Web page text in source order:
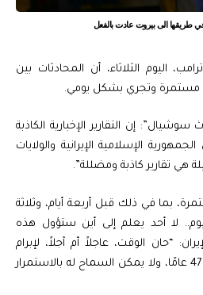
طريقها الى بيروت عادت بالفعل
اليوم الثلاثاء، أن المحادثات بين
مستمرة وتجري بشكل يومي.
إن التقارير الإخبارية الكاذبة
الإسلامية الإيرانية والولايات
هي تقارير كاذبة ومضللة”.
بما في ذلك قبل أربعة أيام، وثلاثة
لا أحد يعلم إلى أين ستؤول هذه
“حان الوقت، عاجلاً أم آجلاً، لإبرام
اتفاق.. لقد استمر هذا الوضع 47 عامًا، ولا يمكن السماح له بالاستمرار